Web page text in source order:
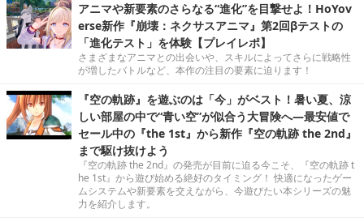
アニマや新要素のさらなる“進化”を目撃せよ！HoYov
erse新作『崩壊：ネクサスアニマ』第2回βテストの
「進化テスト」を体験【プレイレポ】
さまざまなアニマとの出会いや、スキルによってさらに戦略性
が増したバトルなど、本作の注目の要素に迫ります！
『空の軌跡』を遊ぶのは「今」がベスト！暑い夏、涼
しい部屋の中で“青い空”が似合う大冒険へ―最安値で
セール中の『the 1st』から新作『空の軌跡 the 2nd』
まで駆け抜けよう
『空の軌跡 the 2nd』の発売が目前に迫る今こそ、『空の軌跡 t
he 1st』から遊び始める絶好のタイミング！ 快適になったゲー
ムシステムや新要素を交えながら、今遊びたい本シリーズの魅
力を紹介します。